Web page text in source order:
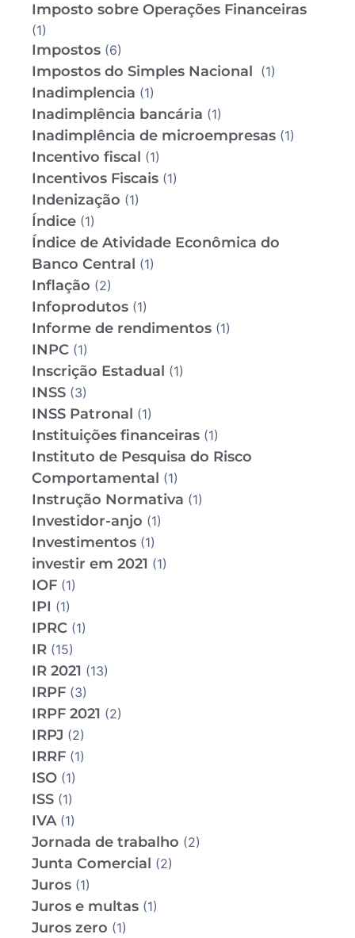
Imposto sobre Operações Financeiras
(1)
Impostos (6)
Impostos do Simples Nacional (1)
Inadimplencia (1)
Inadimplência bancária (1)
Inadimplência de microempresas (1)
Incentivo fiscal (1)
Incentivos Fiscais (1)
Indenização (1)
Índice (1)
Índice de Atividade Econômica do
Banco Central (1)
Inflação (2)
Infoprodutos (1)
Informe de rendimentos (1)
INPC (1)
Inscrição Estadual (1)
INSS (3)
INSS Patronal (1)
Instituições financeiras (1)
Instituto de Pesquisa do Risco
Comportamental (1)
Instrução Normativa (1)
Investidor-anjo (1)
Investimentos (1)
investir em 2021 (1)
IOF (1)
IPI (1)
IPRC (1)
IR (15)
IR 2021 (13)
IRPF (3)
IRPF 2021 (2)
IRPJ (2)
IRRF (1)
ISO (1)
ISS (1)
IVA(1)
Jornada de trabalho (2)
Junta Comercial (2)
Juros (1)
Juros e multas (1)
Juros zero (1)